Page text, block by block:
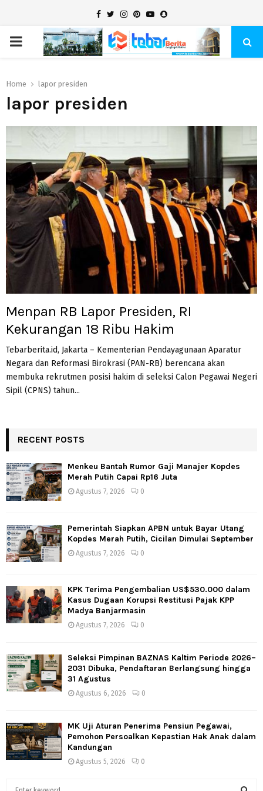
Facebook
TwitterInstagram
Pinterest
YoutubeSnapchat
PRIMARY
Home lapor presiden
lapor presiden
Menpan RB Lapor Presiden, RI
Kekurangan 18 Ribu Hakim
Tebarberita.id, Jakarta – Kementerian Pendayagunaan Aparatur
Negara dan Reformasi Birokrasi (PAN-RB) berencana akan
membuka rekrutmen posisi hakim di seleksi Calon Pegawai Negeri
Sipil (CPNS) tahun...
RECENT POSTS
Menkeu Bantah Rumor Gaji Manajer Kopdes
Merah Putih Capai Rp16 Juta
Agustus 7, 2026 0
Pemerintah Siapkan APBN untuk Bayar Utang
Kopdes Merah Putih, Cicilan Dimulai September
Agustus 7, 2026 0
KPK Terima Pengembalian US$530.000 dalam
Kasus Dugaan Korupsi Restitusi Pajak KPP
Madya Banjarmasin
Agustus 7, 2026 0
Seleksi Pimpinan BAZNAS Kaltim Periode 2026–
2031 Dibuka, Pendaftaran Berlangsung hingga
31 Agustus
Agustus 6, 2026 0
MK Uji Aturan Penerima Pensiun Pegawai,
Pemohon Persoalkan Kepastian Hak Anak dalam
Kandungan
Agustus 5, 2026 0